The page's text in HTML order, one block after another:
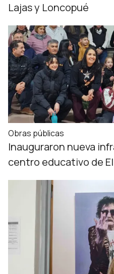
Lajas y Loncopué
Obras públicas
Inauguraron nueva
centro educativo de